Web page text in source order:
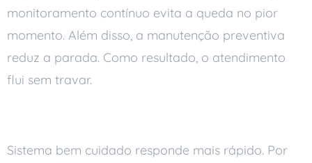
monitoramento contínuo evita a queda no pior
momento. Além disso, a manutenção preventiva
reduz a parada. Como resultado, o atendimento
flui sem travar.
Sistema bem cuidado responde mais rápido. Por